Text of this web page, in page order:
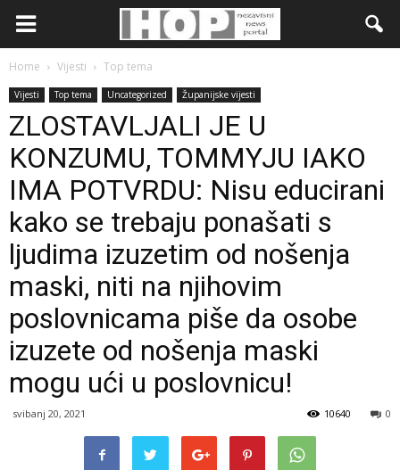
Home Vijesti Top tema
Vijesti Top tema Uncategorized Županijske vijesti
ZLOSTAVLJALI JE U
KONZUMU, TOMMYJU IAKO
IMA POTVRDU: Nisu educirani
kako se trebaju ponašati s
ljudima izuzetim od nošenja
maski, niti na njihovim
poslovnicama piše da osobe
izuzete od nošenja maski
mogu ući u poslovnicu!
svibanj 20, 2021 0
10640